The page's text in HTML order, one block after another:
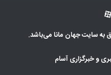
به سایتجهان مانامی‌باشد.
و خبرگزاری آسام